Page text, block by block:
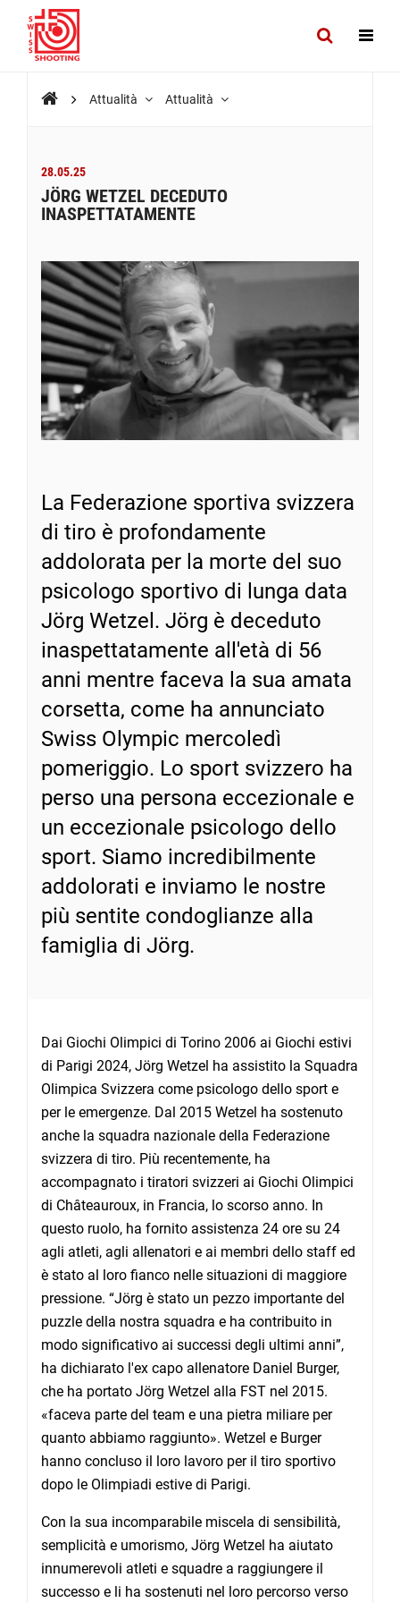
Attualità Attualità
28.05.25
JÖRG WETZEL DECEDUTO
INASPETTATAMENTE
La Federazione sportiva svizzera
di tiro è profondamente
addolorata per la morte del suo
psicologo sportivo di lunga data
Jörg Wetzel. Jörg è deceduto
inaspettatamente all'età di 56
anni mentre faceva la sua amata
corsetta, come ha annunciato
Swiss Olympic mercoledì
pomeriggio. Lo sport svizzero ha
perso una persona eccezionale e
un eccezionale psicologo dello
sport. Siamo incredibilmente
addolorati e inviamo le nostre
più sentite condoglianze alla
famiglia di Jörg.
Dai Giochi Olimpici di Torino 2006 ai Giochi estivi
di Parigi 2024, Jörg Wetzel ha assistito la Squadra
Olimpica Svizzera come psicologo dello sport e
per le emergenze. Dal 2015 Wetzel ha sostenuto
anche la squadra nazionale della Federazione
svizzera di tiro. Più recentemente, ha
accompagnato i tiratori svizzeri ai Giochi Olimpici
di Châteauroux, in Francia, lo scorso anno. In
questo ruolo, ha fornito assistenza 24 ore su 24
agli atleti, agli allenatori e ai membri dello staff ed
è stato al loro fianco nelle situazioni di maggiore
pressione. “Jörg è stato un pezzo importante del
puzzle della nostra squadra e ha contribuito in
modo significativo ai successi degli ultimi anni”,
ha dichiarato l'ex capo allenatore Daniel Burger,
che ha portato Jörg Wetzel alla FST nel 2015.
«faceva parte del team e una pietra miliare per
quanto abbiamo raggiunto». Wetzel e Burger
hanno concluso il loro lavoro per il tiro sportivo
dopo le Olimpiadi estive di Parigi.
Con la sua incomparabile miscela di sensibilità,
semplicità e umorismo, Jörg Wetzel ha aiutato
innumerevoli atleti e squadre a raggiungere il
successo e li ha sostenuti nel loro percorso verso